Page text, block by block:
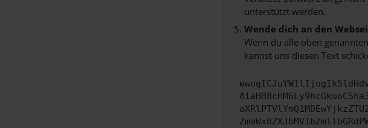
unterstützt werden.
Wende dich an den
Wenn du alle oben
kannst uns diesen Text